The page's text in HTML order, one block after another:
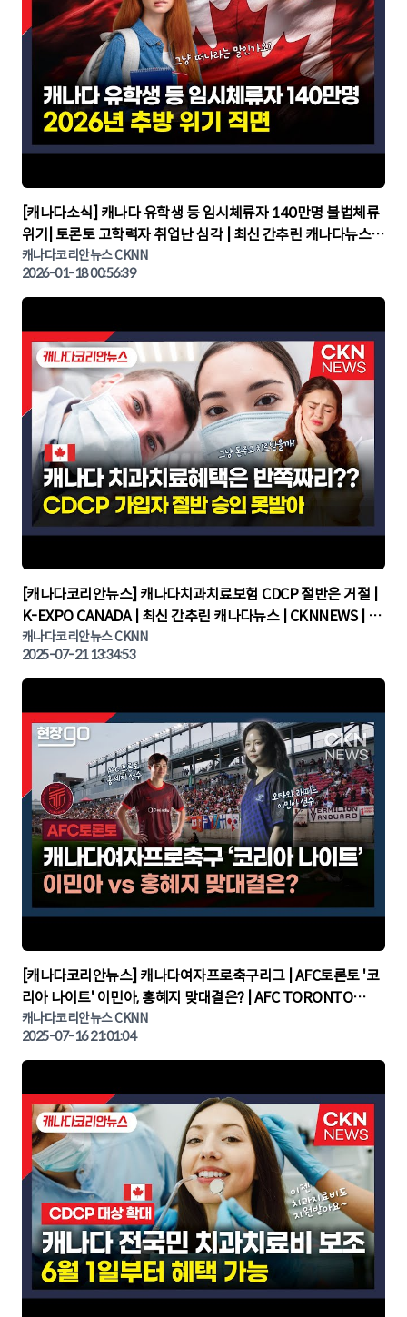
▶
[캐나다소식] 캐나다 유학생 등 임시체류자 140만명 불법체류
위기| 토론토 고학력자 취업난 심각 | 최신 간추린 캐나다뉴스 |
CKNNEWS, 캐나다코리안뉴스
캐나다코리안뉴스 CKNN
2026-01-18 00:56:39
▶
[캐나다코리안뉴스] 캐나다치과치료보험 CDCP 절반은 거절 |
K-EXPO CANADA | 최신 간추린 캐나다뉴스 | CKNNEWS | 캐
나다뉴스 | 토론토뉴스
캐나다코리안뉴스 CKNN
2025-07-21 13:34:53
▶
[캐나다코리안뉴스] 캐나다여자프로축구리그 | AFC토론토 '코
리아 나이트' 이민아, 홍혜지 맞대결은? | AFC TORONTO
KOREA NIGHT | 캐나다뉴스 | 토론토뉴스
캐나다코리안뉴스 CKNN
2025-07-16 21:01:04